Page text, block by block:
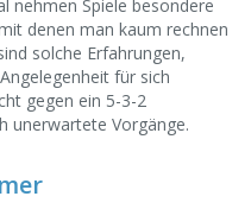
nehmen Spiele besondere
denen man kaum rechnen
solche Erfahrungen,
für sich
gegen ein 5-3-2
unerwartete Vorgänge.